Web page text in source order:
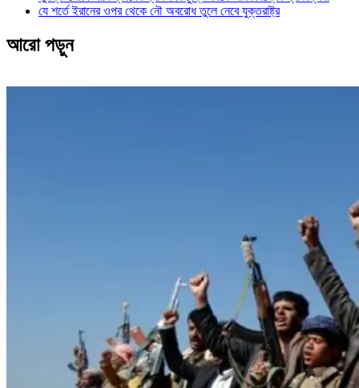
যে শর্তে ইরানের ওপর থেকে নৌ অবরোধ তুলে নেবে যুক্তরাষ্ট্র
আরো পড়ুন